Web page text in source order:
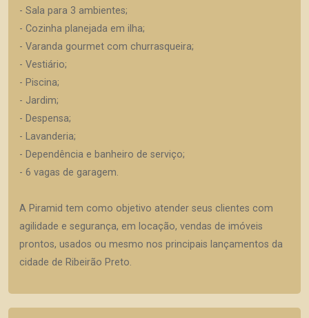
- Sala para 3 ambientes;
- Cozinha planejada em ilha;
- Varanda gourmet com churrasqueira;
- Vestiário;
- Piscina;
- Jardim;
- Despensa;
- Lavanderia;
- Dependência e banheiro de serviço;
- 6 vagas de garagem.
A Piramid tem como objetivo atender seus clientes com
agilidade e segurança, em locação, vendas de imóveis
prontos, usados ou mesmo nos principais lançamentos da
cidade de Ribeirão Preto.